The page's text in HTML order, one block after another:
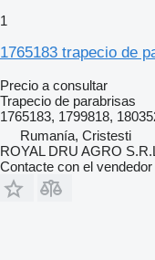
1
1765183 trapecio de
Precio a consultar
Trapecio de parabrisas
1765183, 1799818,
Rumanía, Cristesti
ROYAL DRU AGRO
Contacte con el vendedor